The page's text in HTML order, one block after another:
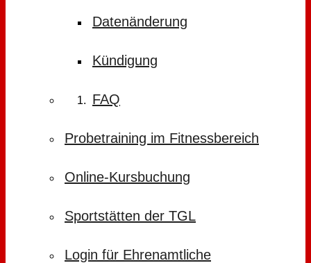
Datenänderung
Kündigung
FAQ
Probetraining im Fitnessbereich
Online-Kursbuchung
Sportstätten der TGL
Login für Ehrenamtliche